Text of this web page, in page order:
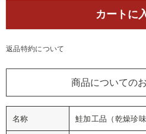
カートに
返品特約について
商品についての
名称 鮭加工品（乾燥珍味